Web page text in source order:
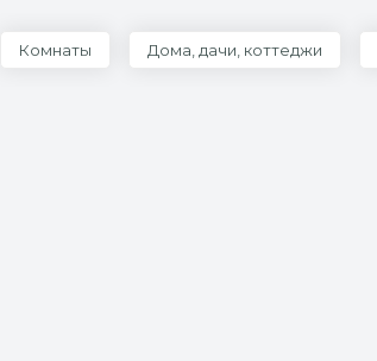
Комнаты Дома, дачи, коттеджи